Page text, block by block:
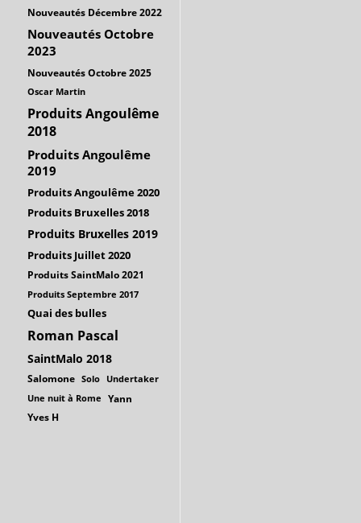
Nouveautés Décembre 2022
Nouveautés Octobre
2023
Nouveautés Octobre 2025
Oscar Martin
Produits Angoulême
2018
Produits Angoulême
2019
Produits Angoulême 2020
Produits Bruxelles 2018
Produits Bruxelles 2019
Produits Juillet 2020
Produits SaintMalo 2021
Produits Septembre 2017
Quai des bulles
Roman Pascal
SaintMalo 2018
Salomone Solo Undertaker
Une nuit à Rome Yann
Yves H